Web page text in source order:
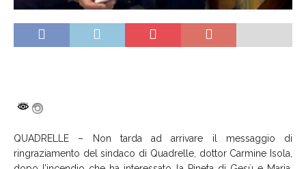
QUADRELLE – Non tarda ad arrivare il messaggio di
ringraziamento del sindaco di Quadrelle, dottor Carmine Isola,